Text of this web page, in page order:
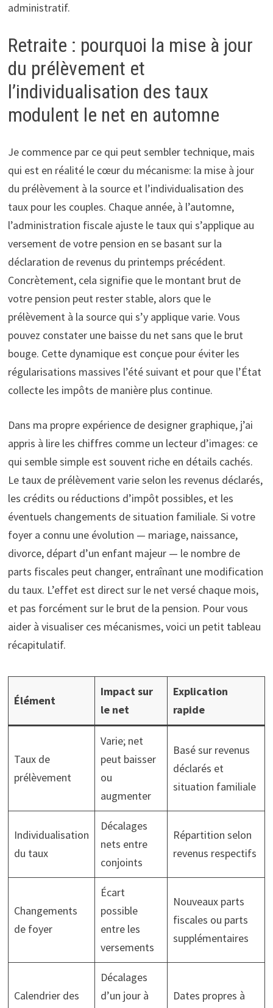
administratif.
Retraite : pourquoi la mise à jour
du prélèvement et
l’individualisation des taux
modulent le net en automne
Je commence par ce qui peut sembler technique, mais
qui est en réalité le cœur du mécanisme: la mise à jour
du prélèvement à la source et l’individualisation des
taux pour les couples. Chaque année, à l’automne,
l’administration fiscale ajuste le taux qui s’applique au
versement de votre pension en se basant sur la
déclaration de revenus du printemps précédent.
Concrètement, cela signifie que le montant brut de
votre pension peut rester stable, alors que le
prélèvement à la source qui s’y applique varie. Vous
pouvez constater une baisse du net sans que le brut
bouge. Cette dynamique est conçue pour éviter les
régularisations massives l’été suivant et pour que l’État
collecte les impôts de manière plus continue.
Dans ma propre expérience de designer graphique, j’ai
appris à lire les chiffres comme un lecteur d’images: ce
qui semble simple est souvent riche en détails cachés.
Le taux de prélèvement varie selon les revenus déclarés,
les crédits ou réductions d’impôt possibles, et les
éventuels changements de situation familiale. Si votre
foyer a connu une évolution — mariage, naissance,
divorce, départ d’un enfant majeur — le nombre de
parts fiscales peut changer, entraînant une modification
du taux. L’effet est direct sur le net versé chaque mois,
et pas forcément sur le brut de la pension. Pour vous
aider à visualiser ces mécanismes, voici un petit tableau
récapitulatif.
Élément
Impact sur
le net
Explication
rapide
Taux de
prélèvement
Varie; net
peut baisser
ou
augmenter
Basé sur revenus
déclarés et
situation familiale
Individualisation
du taux
Décalages
nets entre
conjoints
Répartition selon
revenus respectifs
Changements
de foyer
Écart
possible
entre les
versements
Nouveaux parts
fiscales ou parts
supplémentaires
Calendrier des
Décalages
d’un jour à
Dates propres à